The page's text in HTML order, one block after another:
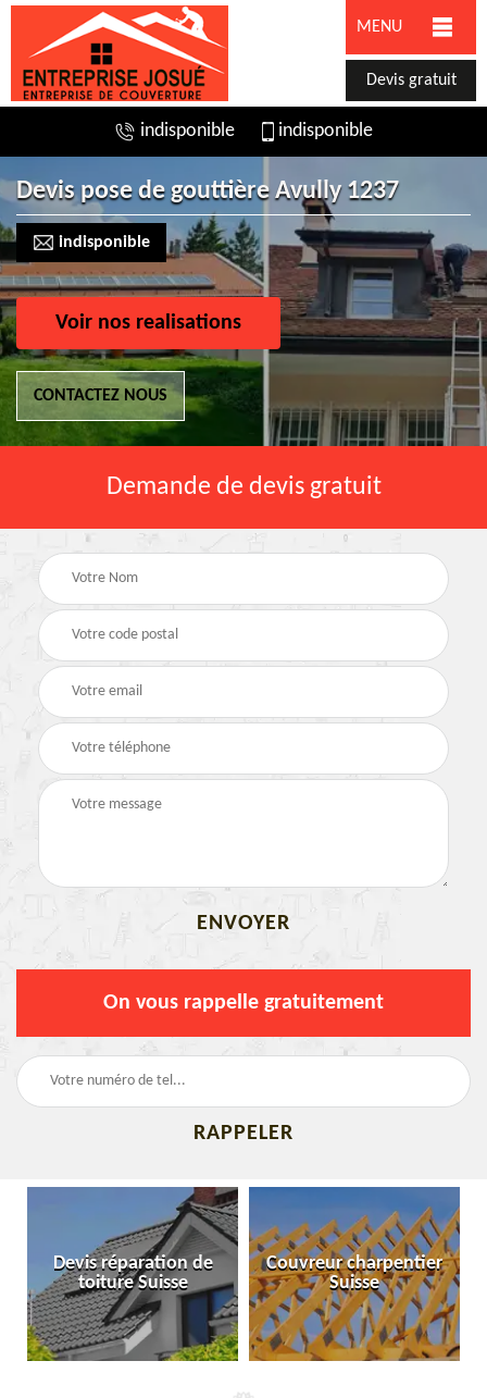
MENU
Devis gratuit
indisponible indisponible
Devis pose de gouttière Avully 1237
indisponible
Voir nos realisations
CONTACTEZ NOUS
Demande de devis gratuit
On vous rappelle gratuitement
Devis réparation de
toiture Suisse
Couvreur charpentier
Suisse